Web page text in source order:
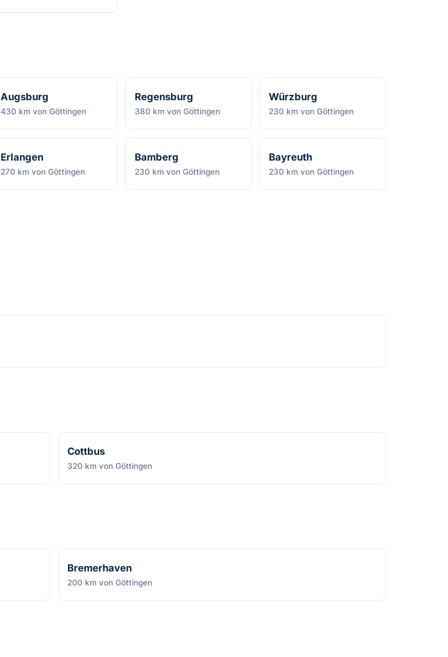
Augsburg
430 km von Göttingen
Regensburg
380 km von Göttingen
Würzburg
230 km von Göttingen
Erlangen
270 km von Göttingen
Bamberg
230 km von Göttingen
Bayreuth
230 km von Göttingen
Cottbus
320 km von Göttingen
Bremerhaven
200 km von Göttingen